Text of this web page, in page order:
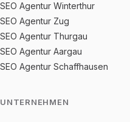
SEO Agentur Winterthur
SEO Agentur Zug
SEO Agentur Thurgau
SEO Agentur Aargau
SEO Agentur Schaffhausen
UNTERNEHMEN